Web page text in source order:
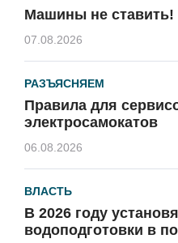
Машины не ставить!
07.08.2026
РАЗЪЯСНЯЕМ
Правила для
электросамокатов
06.08.2026
ВЛАСТЬ
В 2026 году
водоподготовки в